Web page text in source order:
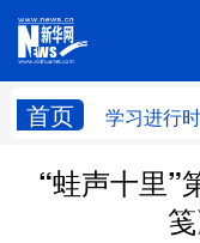
首页 学习进行时
学习进行时
“蛙声十里”